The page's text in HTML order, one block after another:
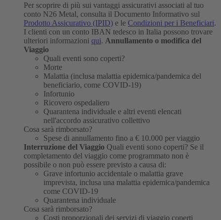
Per scoprire di più sui vantaggi assicurativi associati al tuo
conto N26 Metal, consulta il Documento Informativo sul
Prodotto Assicurativo (IPID) e le Condizioni per i Beneficiari.
I clienti con un conto IBAN tedesco in Italia possono trovare
ulteriori informazioni qui. Annullamento o modifica del
Viaggio
Quali eventi sono coperti?
Morte
Malattia (inclusa malattia epidemica/pandemica del
beneficiario, come COVID-19)
Infortunio
Ricovero ospedaliero
Quarantena individuale e altri eventi elencati
nell'accordo assicurativo collettivo
Cosa sarà rimborsato?
Spese di annullamento fino a € 10.000 per viaggio
Interruzione del Viaggio Quali eventi sono coperti? Se il
completamento del viaggio come programmato non è
possibile o non può essere previsto a causa di:
Grave infortunio accidentale o malattia grave
imprevista, inclusa una malattia epidemica/pandemica
come COVID-19
Quarantena individuale
Cosa sarà rimborsato?
Costi proporzionali dei servizi di viaggio coperti